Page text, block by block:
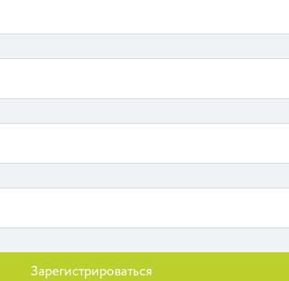
Зарегистрироваться